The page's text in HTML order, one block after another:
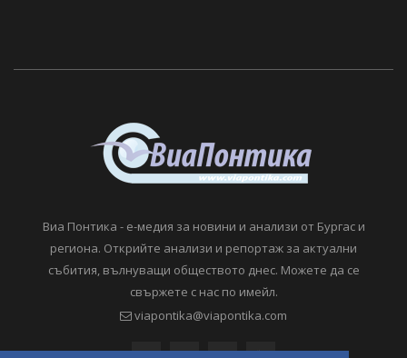
Виа Понтика - е-медия за новини и анализи от Бургас и
региона. Открийте анализи и репортаж за актуални
събития, вълнуващи обществото днес. Можете да се
свържете с нас по имейл.
viapontika@viapontika.com